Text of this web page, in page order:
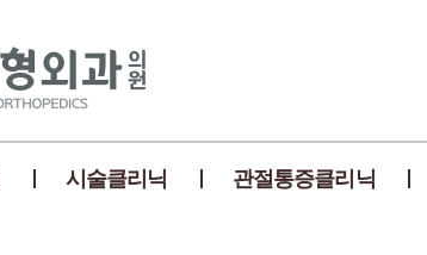
시술클리닉 관절통증클리닉